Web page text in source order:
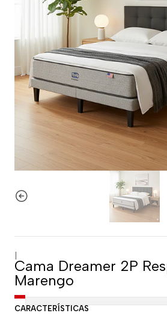
|
Cama Dreamer 2P
Marengo
CARACTERÍSTICAS